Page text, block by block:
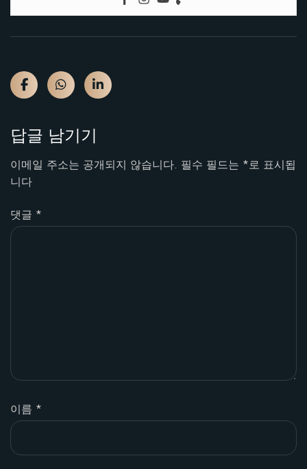
답글 남기기
이메일 주소는 공개되지 않습니다. 필수 필드는 *로 표시됩
니다
댓글 *
이름 *